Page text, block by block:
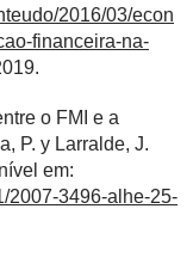
2016/03/econ
financeira-na-
o FMI e a
P. y Larralde, J.
em:
2007-3496-alhe-25-